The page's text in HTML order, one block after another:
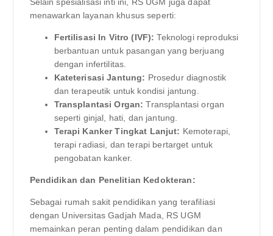
menawarkan layanan khusus seperti:
Fertilisasi In Vitro (IVF): Teknologi reproduksi
berbantuan untuk pasangan yang berjuang
dengan infertilitas.
Kateterisasi Jantung: Prosedur diagnostik
dan terapeutik untuk kondisi jantung.
Transplantasi Organ: Transplantasi organ
seperti ginjal, hati, dan jantung.
Terapi Kanker Tingkat Lanjut: Kemoterapi,
terapi radiasi, dan terapi bertarget untuk
pengobatan kanker.
Pendidikan dan Penelitian Kedokteran:
Sebagai rumah sakit pendidikan yang terafiliasi
dengan Universitas Gadjah Mada, RS UGM
memainkan peran penting dalam pendidikan dan